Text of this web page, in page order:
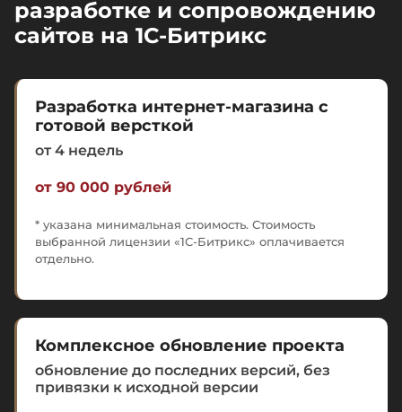
разработке и сопровождению
сайтов на 1C-Битрикс
Разработка интернет-магазина с
готовой версткой
от 4 недель
от 90 000 рублей
* указана минимальная стоимость. Стоимость
выбранной лицензии «1С-Битрикс» оплачивается
отдельно.
Комплексное обновление проекта
обновление до последних версий, без
привязки к исходной версии